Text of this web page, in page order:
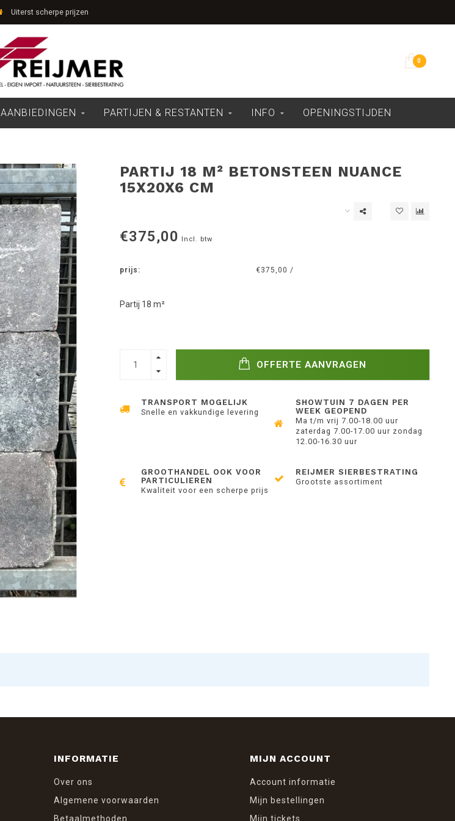
Uiterst scherpe prijzen
0
AANBIEDINGEN PARTIJEN & RESTANTEN INFO OPENINGSTIJDEN
PARTIJ 18 M² BETONSTEEN NUANCE
15X20X6 CM
€375,00 Incl. btw
prijs: €375,00 /
Partij 18 m²
OFFERTE AANVRAGEN
TRANSPORT MOGELIJK
Snelle en vakkundige levering
SHOWTUIN 7 DAGEN PER
WEEK GEOPEND
Ma t/m vrij 7.00-18.00 uur
zaterdag 7.00-17.00 uur zondag
12.00-16.30 uur
GROOTHANDEL OOK VOOR
PARTICULIEREN
Kwaliteit voor een scherpe prijs
REIJMER SIERBESTRATING
Grootste assortiment
INFORMATIE
Over ons
Algemene voorwaarden
Betaalmethoden
MIJN ACCOUNT
Account informatie
Mijn bestellingen
Mijn tickets